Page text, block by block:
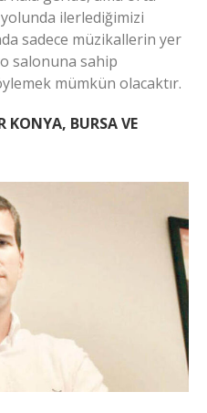
ilerlediğimizi
sadece müzikallerin yer
salonuna sahip
mümkün olacaktır.
KONYA, BURSA VE